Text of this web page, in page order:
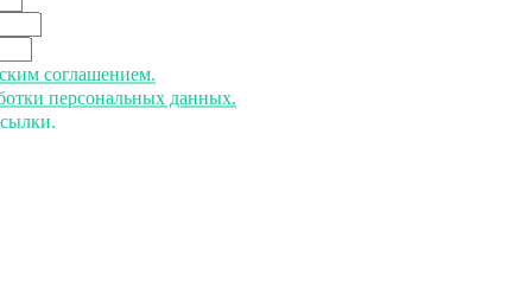
соглашением.
персональных данных.